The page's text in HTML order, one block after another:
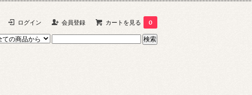
ログイン 会員登録 カートを見る 0